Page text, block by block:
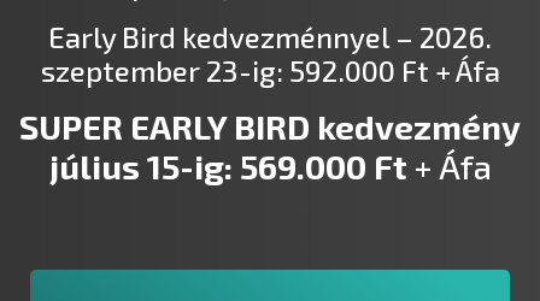
Early Bird kedvezménnyel – 2026.
szeptember 23-ig: 592.000 Ft + Áfa
SUPER EARLY BIRD kedvezmény
július 15-ig: 569.000 Ft + Áfa